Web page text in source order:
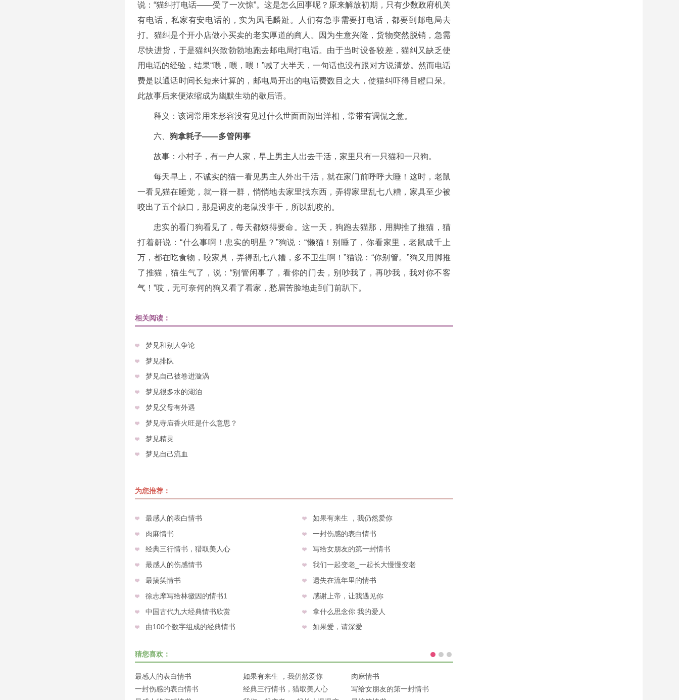
说：“猫纠打电话——受了一次惊”。这是怎么回事呢？原来解放初期，只有少数政府机关
有电话，私家有安电话的，实为凤毛麟趾。人们有急事需要打电话，都要到邮电局去
打。猫纠是个开小店做小买卖的老实厚道的商人。因为生意兴隆，货物突然脱销，急需
尽快进货，于是猫纠兴致勃勃地跑去邮电局打电话。由于当时设备较差，猫纠又缺乏使
用电话的经验，结果“喂，喂，喂！”喊了大半天，一句话也没有跟对方说清楚。然而电话
费是以通话时间长短来计算的，邮电局开出的电话费数目之大，使猫纠吓得目瞪口呆。
此故事后来便浓缩成为幽默生动的歇后语。
释义：该词常用来形容没有见过什么世面而闹出洋相，常带有调侃之意。
六、 狗拿耗子——多管闲事
故事：小村子，有一户人家，早上男主人出去干活，家里只有一只猫和一只狗。
每天早上，不诚实的猫一看见男主人外出干活，就在家门前呼呼大睡！这时，老鼠
一看见猫在睡觉，就一群一群，悄悄地去家里找东西，弄得家里乱七八糟，家具至少被
咬出了五个缺口，那是调皮的老鼠没事干，所以乱咬的。
忠实的看门狗看见了，每天都烦得要命。这一天，狗跑去猫那，用脚推了推猫，猫
打着鼾说：“什么事啊！忠实的明星？”狗说：“懒猫！别睡了，你看家里，老鼠成千上
万，都在吃食物，咬家具，弄得乱七八糟，多不卫生啊！”猫说：“你别管。”狗又用脚推
了推猫，猫生气了，说：“别管闲事了，看你的门去，别吵我了，再吵我，我对你不客
气！”哎，无可奈何的狗又看了看家，愁眉苦脸地走到门前趴下。
相关阅读：
梦见和别人争论
梦见排队
梦见自己被卷进漩涡
梦见很多水的湖泊
梦见父母有外遇
梦见寺庙香火旺是什么意思？
梦见精灵
梦见自己流血
为您推荐：
最感人的表白情书
如果有来生 ，我仍然爱你
肉麻情书
一封伤感的表白情书
经典三行情书，猎取美人心
写给女朋友的第一封情书
最感人的伤感情书
我们一起变老_一起长大慢慢变老
最搞笑情书
遗失在流年里的情书
徐志摩写给林徽因的情书1
感谢上帝，让我遇见你
中国古代九大经典情书欣赏
拿什么思念你 我的爱人
由100个数字组成的经典情书
如果爱，请深爱
猜您喜欢：
最感人的表白情书 如果有来生 ，我仍然爱你
肉麻情书
一封伤感的表白情书
经典三行情书，猎取美人心
写给女朋友的第一封情书